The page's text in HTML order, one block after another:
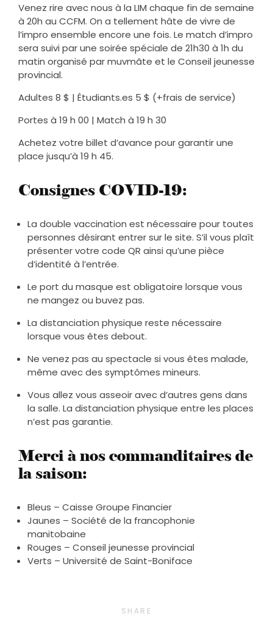
Venez rire avec nous à la LIM chaque fin de semaine
à 20h au CCFM. On a tellement hâte de vivre de
l’impro ensemble encore une fois. Le match d’impro
sera suivi par une soirée spéciale de 21h30 à 1h du
matin organisé par muvmãte et le Conseil jeunesse
provincial.
Adultes 8 $ | Étudiants.es 5 $ (+frais de service)
Portes à 19 h 00 | Match à 19 h 30
Achetez votre billet d’avance pour garantir une
place jusqu’à 19 h 45.
Consignes COVID-19:
La double vaccination est nécessaire pour toutes
personnes désirant entrer sur le site. S’il vous plaît
présenter votre code QR ainsi qu’une pièce
d’identité à l’entrée.
Le port du masque est obligatoire lorsque vous
ne mangez ou buvez pas.
La distanciation physique reste nécessaire
lorsque vous êtes debout.
Ne venez pas au spectacle si vous êtes malade,
même avec des symptômes mineurs.
Vous allez vous asseoir avec d’autres gens dans
la salle. La distanciation physique entre les places
n’est pas garantie.
Merci à nos commanditaires de
la saison:
Bleus – Caisse Groupe Financier
Jaunes – Société de la francophonie
manitobaine
Rouges – Conseil jeunesse provincial
Verts – Université de Saint-Boniface
SHARE